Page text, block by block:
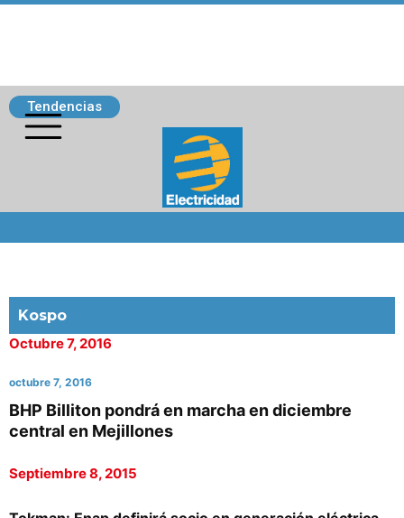
Tendencias
Kospo
Octubre 7, 2016
octubre 7, 2016
BHP Billiton pondrá en marcha en diciembre
central en Mejillones
Septiembre 8, 2015